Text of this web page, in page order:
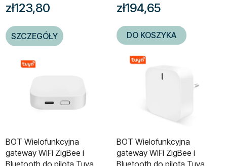
zł123,80
SZCZEGÓŁY
zł194,65
DO KOSZYKA
BOT Wielofunkcyjna
gateway WiFi ZigBee i
Bluetooth do pilota Tuya
BOT Wielofunkcyjna
gateway WiFi ZigBee i
Bluetooth do pilota Tuya